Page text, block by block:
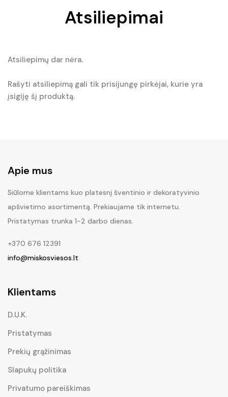
Atsiliepimai
Atsiliepimų dar nėra.
Rašyti atsiliepimą gali tik prisijungę pirkėjai, kurie yra
įsigiję šį produktą.
Apie mus
Siūlome klientams kuo platesnį šventinio ir dekoratyvinio
apšvietimo asortimentą. Prekiaujame tik internetu.
Pristatymas trunka 1-2 darbo dienas.
+370 676 12391
info@miskosviesos.lt
Klientams
D.U.K.
Pristatymas
Prekių grąžinimas
Slapukų politika
Privatumo pareiškimas